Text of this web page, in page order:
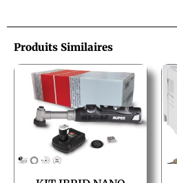
Produits Similaires